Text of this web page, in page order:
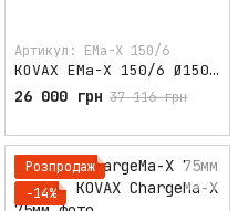
Артикул: EMa-X 150/6
KOVAX EMa-X 150/6 Ø150mm електрична шліф машинка
26 000 грн 37 116 грн
Розпродаж
−14%